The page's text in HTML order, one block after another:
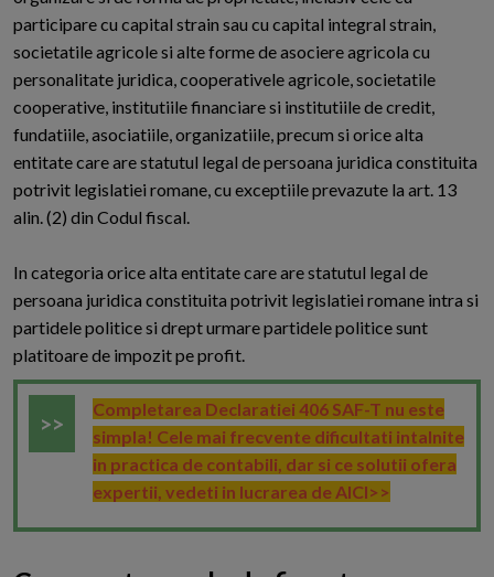
participare cu capital strain sau cu capital integral strain,
societatile agricole si alte forme de asociere agricola cu
personalitate juridica, cooperativele agricole, societatile
cooperative, institutiile financiare si institutiile de credit,
fundatiile, asociatiile, organizatiile, precum si orice alta
entitate care are statutul legal de persoana juridica constituita
potrivit legislatiei romane, cu exceptiile prevazute la art. 13
alin. (2) din Codul fiscal.
In categoria orice alta entitate care are statutul legal de
persoana juridica constituita potrivit legislatiei romane intra si
partidele politice si drept urmare partidele politice sunt
platitoare de impozit pe profit.
Completarea Declaratiei 406 SAF-T nu este
simpla! Cele mai frecvente dificultati intalnite
in practica de contabili, dar si ce solutii ofera
expertii, vedeti in lucrarea de AICI>>